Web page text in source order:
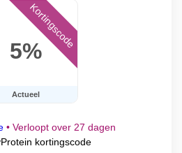
5%
Actueel
Kortingscode
• Verloopt over 27 dagen
kortingscode